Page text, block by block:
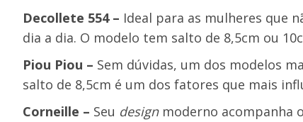
Decollete 554 – Ideal para as mulheres que
dia a dia. O modelo tem salto de 8,5cm ou
Piou Piou – Sem dúvidas, um dos modelos
salto de 8,5cm é um dos fatores que mais
Corneille – Seu designmoderno acompanha